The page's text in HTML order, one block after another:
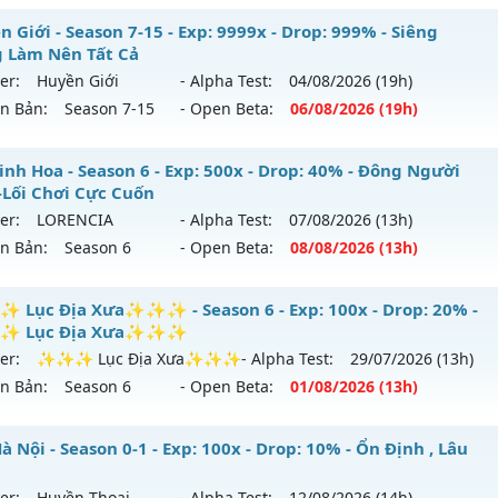
loại: Mu Nguyên bản Webzen
ICMPROTECT ✅ 🔴 ✨ ⚡️
LONG 15 - 🌍 Website: https://muhoalong.pro
ra tháng 07 2026 - Mở máy chủ https://facebook.com/
01/07/2626
Non Reset
Mu Nguyên bản Webzen
Xshiel
Giới - Season 7-15 - Exp: 9999x - Drop: 999% - Siêng
Làm Nên Tất Cả
Huyền Giới - Alpha Test: 04/08/2026 (19h)
Bản:
Season 7-15 - Open Beta: 06/08/2026 (19h)
Giới - Siêng Năng Làm Nên Tất Cả
mới ra tháng 08 2026 - Mở máy chủHuyền Giới vào 19h
9999x - Drop: 999%
loại: Mu Custom thêm đồ mới
Anti
Hoa - Season 6 - Exp: 500x - Drop: 40% - Đông Người
Chơi Cực Cuốn
LORENCIA - Alpha Test: 07/08/2026 (13h)
Bản:
Season 6 - Open Beta: 08/08/2026 (13h)
Tinh Hoa - Đông Người Chơi-Lối Chơi Cực Cuốn
mới ra tháng 08 2026 - Mở máy chủ
LORENCIAvào 13h
500x - Drop: 40%
loại: Mu Nguyên bản Webzen
Lục Địa Xưa✨✨✨ - Season 6 - Exp: 100x - Drop: 20% -
Lục Địa Xưa✨✨✨
✨✨✨ Lục Địa Xưa✨✨✨- Alpha Test: 29/07/2026 (13h)
Bản:
Season 6 - Open Beta: 01/08/2026 (13h)
Lục Địa Xưa✨✨✨ - ✨✨✨ Lục Địa Xưa✨✨✨
ra tháng 08 2026 - Mở máy chủ✨✨✨ Lục Địa
Nội - Season 0-1 - Exp: 100x - Drop: 10% - Ổn Định , Lâu